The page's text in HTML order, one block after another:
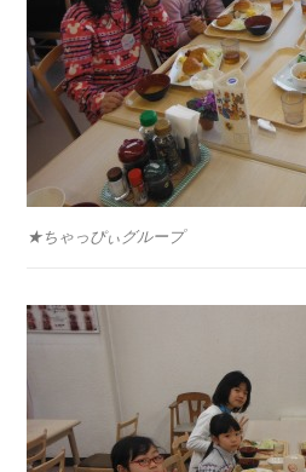
★ちゃっぴぃグループ